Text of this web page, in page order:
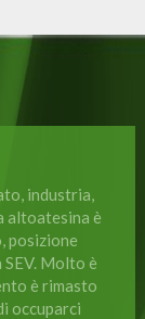
industria,
altoatesina è
posizione
Molto è
è rimasto
occuparci